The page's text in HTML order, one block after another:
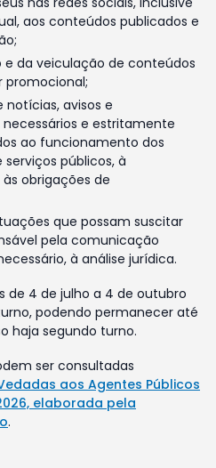
aos conteúdos publicados e
e da veiculação de conteúdos
promocional;
avisos e
e estritamente
ao funcionamento dos
públicos, à
obrigações de
que possam suscitar
pela comunicação
à análise jurídica.
de 4 de julho a 4 de outubro
podendo permanecer até
haja segundo turno.
ser consultadas
aos Agentes Públicos
elaborada pela
.